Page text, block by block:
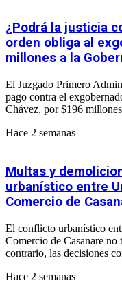
¿Podrá la justicia
orden obliga al
millones a la
El Juzgado Primero
pago contra el
Chávez, por $196
Hace 2 semanas
Multas y
urbanístico entre
Comercio de
El conflicto urbanístico
Comercio de Casanare no
contrario, las decisiones
Hace 2 semanas